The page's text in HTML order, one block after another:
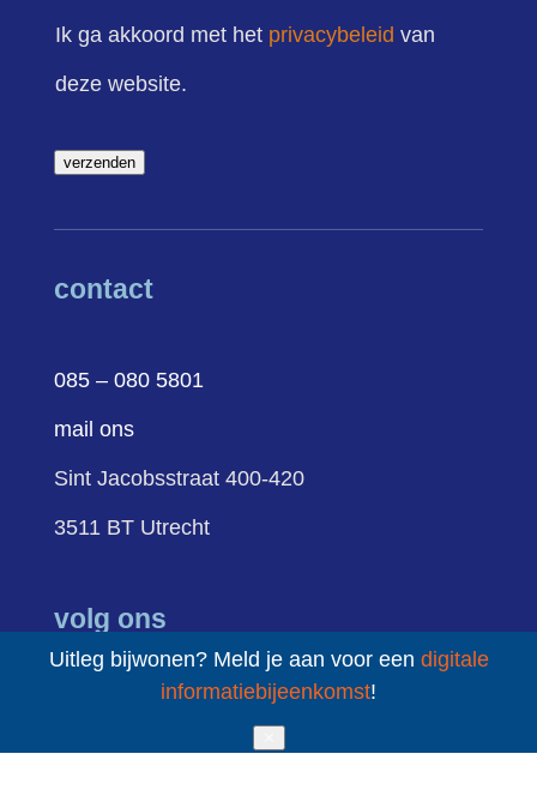
Uitleg bijwonen? Meld je aan voor een digitale
informatiebijeenkomst!
Ik ga akkoord met het privacybeleid van
deze website.
verzenden
contact
085 – 080 5801
mail ons
Sint Jacobsstraat 400-420
3511 BT Utrecht
volg ons